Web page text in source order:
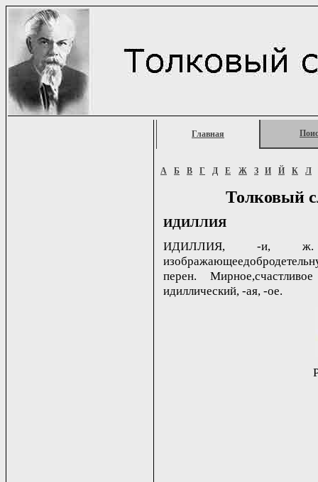
Главная
А Б В Г Д Е Ж З И Й К Л
Толковый
ИДИЛЛИЯ
ИДИЛЛИЯ, -и, ж. 1.
перен.
идиллический, -ая, -ое.